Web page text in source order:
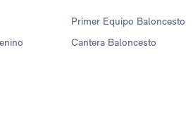
Primer Equipo Baloncesto
Cantera Baloncesto